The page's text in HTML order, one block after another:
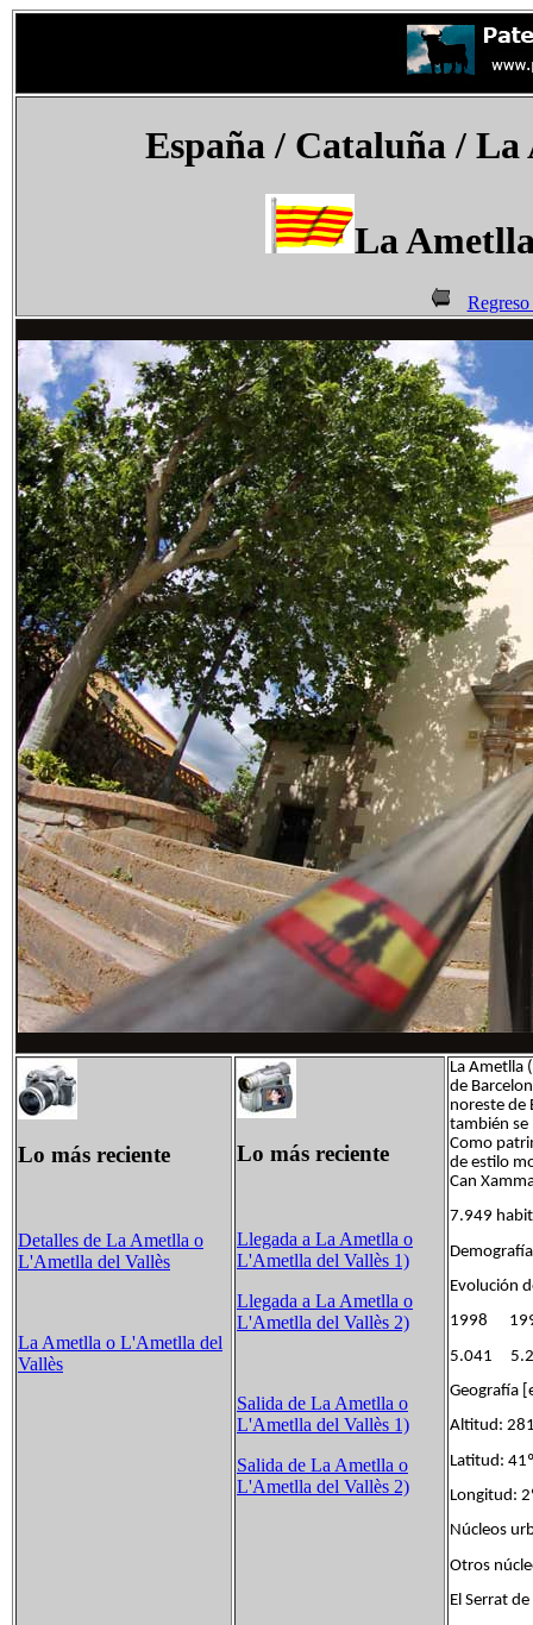
España/ Cataluña /La
La
Lo más reciente
Detalles de La Ametlla o
L'Ametlla del Vallès
La Ametlla o L'Ametlla del
Vallès
Lo más reciente
Llegada a La Ametlla o
L'Ametlla del Vallès 1)
Llegada a La Ametlla o
L'Ametlla del Vallès 2)
Salida de La Ametlla o
L'Ametlla del Vallès 1)
Salida de La Ametlla o
L'Ametlla del Vallès 2)
La Ametlla
de
noreste de
también se
Como
de estilo
Can
7.949
Evolución
1998
5.041
Geografía
Altitud:
Latitud:
Longitud:
Núcleos
Otros
El Serrat